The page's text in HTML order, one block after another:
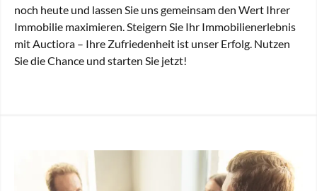
noch heute und lassen Sie uns gemeinsam den Wert Ihrer
Immobilie maximieren. Steigern Sie Ihr Immobilienerlebnis
mit Auctiora – Ihre Zufriedenheit ist unser Erfolg. Nutzen
Sie die Chance und starten Sie jetzt!